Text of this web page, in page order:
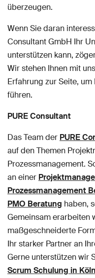
überzeugen.
Wenn Sie daran
Consultant GmbH Ihr
unterstützen kann,
Wir stehen Ihnen mit
Erfahrung zur Seite,
führen.
PURE Consultant
Das Team der PURE
auf den Themen
Prozessmanagement.
an einer
Prozessmanagement
PMO Beratung haben,
Gemeinsam erarbeiten
maßgeschneiderte
Ihr starker Partner an
Gerne unterstützen wir
Scrum Schulung in Köln